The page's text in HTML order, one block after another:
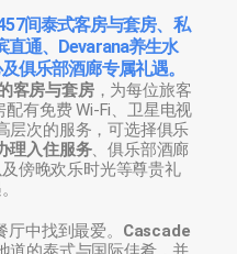
间泰式客房与套房、私
直通、Devarana养生水
俱乐部酒廊专属礼遇。
客房与套房，为每位旅客
有免费 Wi-Fi、卫星电视
层次的服务，可选择俱乐
理入住服务、俱乐部酒廊
傍晚欢乐时光等尊贵礼
中找到最爱。 Cascade